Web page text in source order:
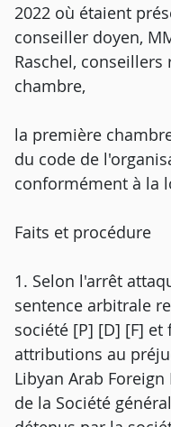
2022 où étaient
conseiller doyen,
Raschel,
chambre,
la première
du code de
conformément à la
Faits et procédure
1. Selon l'arrêt
sentence arbitrale
société [P] [D] [F] et
attributions au
Libyan Arab
de la Société